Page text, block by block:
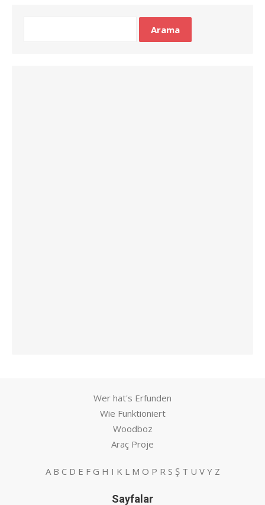
Wer hat's Erfunden
Wie Funktioniert
Woodboz
Araç Proje
A B C D E F G H I K L M O P R S Ş T U V Y Z
Sayfalar